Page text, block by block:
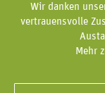
Wir danken
vertrauensvolle
Mehr